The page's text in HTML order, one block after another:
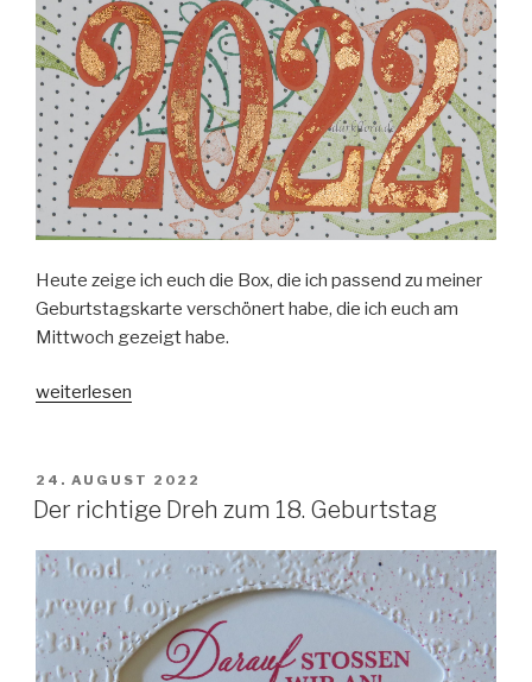
Heute zeige ich euch die Box, die ich passend zu meiner
Geburtstagskarte verschönert habe, die ich euch am
Mittwoch gezeigt habe.
„Box
Geburtstag“
weiterlesen
VERÖFFENTLICHT
AM
24. AUGUST 2022
Der richtige Dreh zum 18. Geburtstag